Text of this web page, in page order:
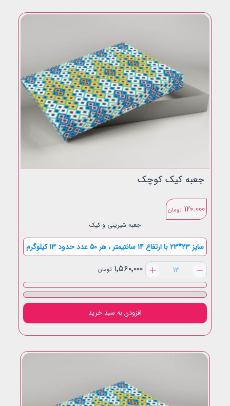
جعبه کیک کوچک
120.000 تومان
جعبه شیرینی و کیک
سایز ۲۳*۲۳ با ارتفاع ۱۴ سانتیمتر ، هر 50 عدد حدود 13 کیلوگرم
جعبه
کیک
کوچک
عدد
۱٬۵۶۰٬۰۰۰ تومان
افزودن به سبد خرید